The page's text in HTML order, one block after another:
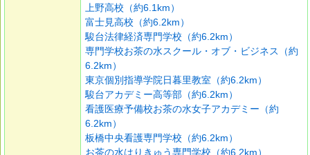
上野高校（約6.1km）
富士見高校（約6.2km）
駿台法律経済専門学校（約6.2km）
専門学校お茶の水スクール・オブ・ビジネス（約
6.2km）
東京個別指導学院日暮里教室（約6.2km）
駿台アカデミー高等部（約6.2km）
看護医療予備校お茶の水女子アカデミー（約
6.2km）
板橋中央看護専門学校（約6.2km）
お茶の水はりきゅう専門学校（約6.2km）